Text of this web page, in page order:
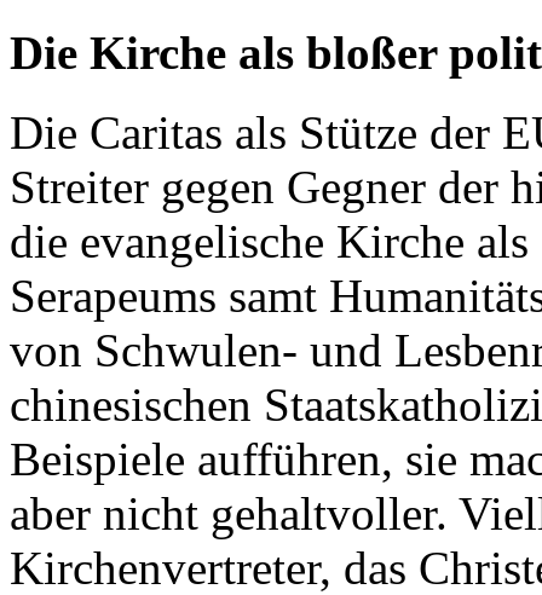
Die Kirche als bloßer
Die Caritas als Stütze der
Streiter gegen Gegner der
die evangelische Kirche
Serapeums samt
von Schwulen- und
chinesischen
Beispiele aufführen, sie
aber nicht gehaltvoller.
Kirchenvertreter, das